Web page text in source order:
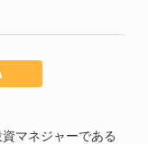
マネジャーである